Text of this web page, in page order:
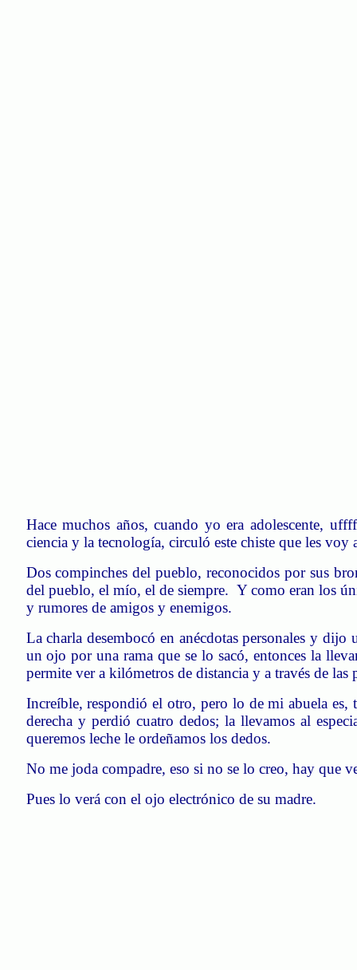
Hace muchos años, cuando yo era adolescente, uffff
ciencia y la tecnología, circuló este chiste que les voy
Dos compinches del pueblo, reconocidos por sus
del pueblo, el mío, el de siempre. Y como eran los
y rumores de amigos y enemigos.
La charla desembocó en anécdotas personales y
un ojo por una rama que se lo sacó, entonces la
permite ver a kilómetros de distancia y a través de las
Increíble, respondió el otro, pero lo de mi abuela
derecha y perdió cuatro dedos; la llevamos al
queremos leche le ordeñamos los dedos.
No me joda compadre, eso si no se lo creo, hay que
Pues lo verá con el ojo electrónico de su madre.